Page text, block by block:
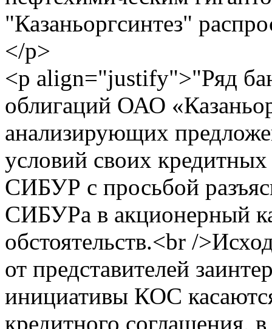
"Казаньоргсинтез"
</p>
<p align="justify">"Ряд
облигаций ОАО
анализирующих
условий своих кредитных
СИБУР с просьбой
СИБУРа в акционерный
обстоятельств.<br /
от представителей
инициативы КОС
кредитного соглашения,